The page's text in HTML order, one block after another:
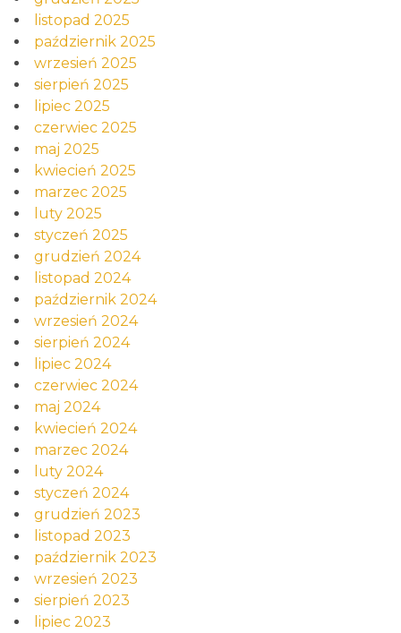
listopad 2025
październik 2025
wrzesień 2025
sierpień 2025
lipiec 2025
czerwiec 2025
maj 2025
kwiecień 2025
marzec 2025
luty 2025
styczeń 2025
grudzień 2024
listopad 2024
październik 2024
wrzesień 2024
sierpień 2024
lipiec 2024
czerwiec 2024
maj 2024
kwiecień 2024
marzec 2024
luty 2024
styczeń 2024
grudzień 2023
listopad 2023
październik 2023
wrzesień 2023
sierpień 2023
lipiec 2023